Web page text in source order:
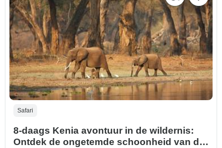
Safari
8-daags Kenia avontuur in de wildernis:
Ontdek de ongetemde schoonheid van de